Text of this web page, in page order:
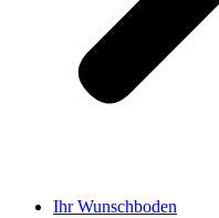
Ihr Wunschboden